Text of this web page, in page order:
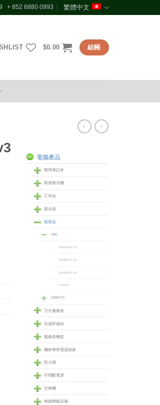
+ 852 6880 0993 繁體中文
$0.00 結帳
電腦產品
商用筆記本
商用臺式機
工作站
顥示器
服務器
HPE
DL360G10 1U
DL380G10 2U
DL560G10 2U
PARTS
LENOVO
刀片服務器
存儲和備份
服務器機架
機柜專用電源插座
防火牆
不間斷電源
交換機
無線網絡設備